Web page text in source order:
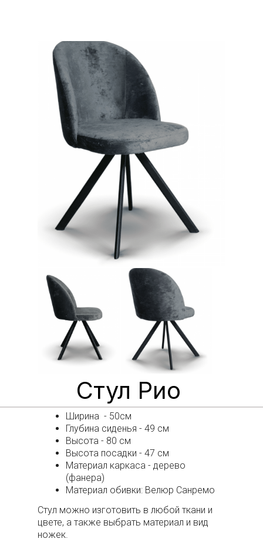
Стул Рио
Ширина - 50см
Глубина сиденья - 49 см
Высота - 80 см
Высота посадки - 47 см
Материал каркаса - дерево
(фанера)
Материал обивки: Велюр Санремо
Стул можно изготовить в любой ткани и
цвете, а также выбрать материал и вид
ножек.